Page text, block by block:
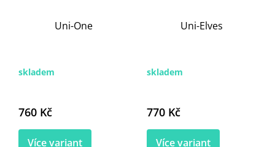
Uni-One
skladem
760 Kč
Více variant
Uni-Elves
skladem
770 Kč
Více variant